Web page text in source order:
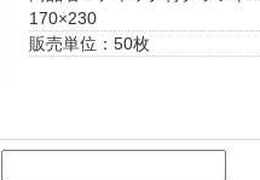
170×230
販売単位：50枚